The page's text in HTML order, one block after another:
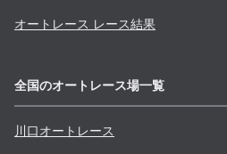
オートレース レース結果
全国のオートレース場一覧
川口オートレース